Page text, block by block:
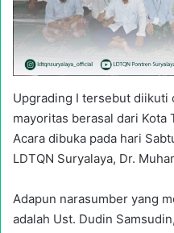
Upgrading I tersebut diikuti
mayoritas berasal dari Kota
Acara dibuka pada hari
LDTQN Suryalaya, Dr.
Adapun narasumber yang
adalah Ust. Dudin